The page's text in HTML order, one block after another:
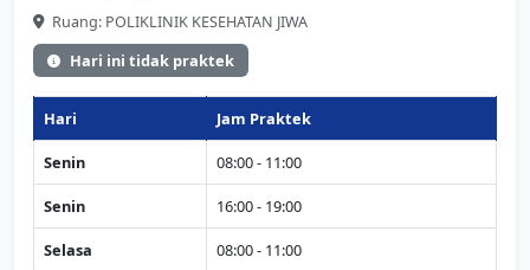
Ruang: POLIKLINIK KESEHATAN JIWA
Hari ini tidak praktek
Hari Jam Praktek
Senin 08:00 - 11:00
Senin 16:00 - 19:00
Selasa 08:00 - 11:00